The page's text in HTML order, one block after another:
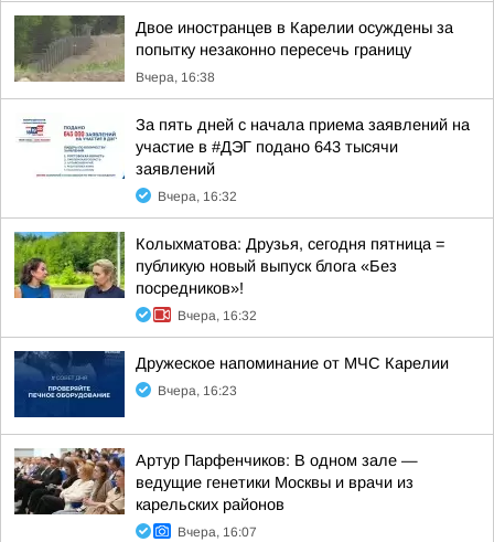
Двое иностранцев в Карелии осуждены за
попытку незаконно пересечь границу
Вчера, 16:38
За пять дней с начала приема заявлений на
участие в #ДЭГ подано 643 тысячи
заявлений
Вчера, 16:32
Колыхматова: Друзья, сегодня пятница =
публикую новый выпуск блога «Без
посредников»!
Вчера, 16:32
Дружеское напоминание от МЧС Карелии
Вчера, 16:23
Артур Парфенчиков: В одном зале —
ведущие генетики Москвы и врачи из
карельских районов
Вчера, 16:07